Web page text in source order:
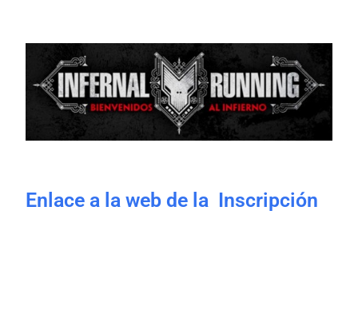
Enlace a la web de la Inscripción